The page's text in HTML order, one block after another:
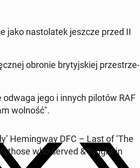
jako na­sto­la­tek jeszcze przed II
obronie bry­tyj­skiej prze­strze­
jego i innych pilotów RAF
wolność".
He­min­gway DFC – Last of ‘The
those who served & fought in